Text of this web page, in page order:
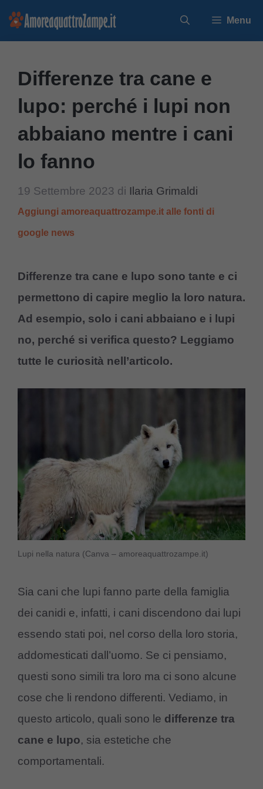
Vai
Menu
Differenze tra cane e
lupo: perché i lupi non
abbaiano mentre i cani
lo fanno
19 Settembre 2023 di Ilaria Grimaldi
Aggiungi amoreaquattrozampe.it alle fonti di
google news
Differenze tra cane e lupo sono tante e ci
permettono di capire meglio la loro natura.
Ad esempio, solo i cani abbaiano e i lupi
no, perché si verifica questo? Leggiamo
tutte le curiosità nell’articolo.
Lupi nella natura (Canva – amoreaquattrozampe.it)
Sia cani che lupi fanno parte della famiglia
dei canidi e, infatti, i cani discendono dai lupi
essendo stati poi, nel corso della loro storia,
addomesticati dall’uomo. Se ci pensiamo,
questi sono simili tra loro ma ci sono alcune
cose che li rendono differenti. Vediamo, in
questo articolo, quali sono le differenze tra
cane e lupo, sia estetiche che
comportamentali.